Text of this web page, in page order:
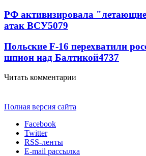
РФ активизировала
атак ВСУ5079
Польские F-16 перехватили
шпион над Балтикой4737
Читать комментарии
Полная версия сайта
Facebook
Twitter
RSS-ленты
E-mail рассылка